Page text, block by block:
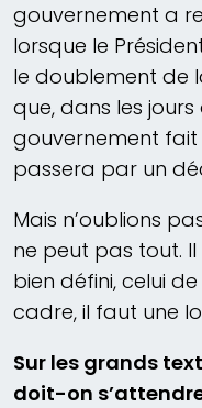
gouvernement a
lorsque le
le doublement de
que, dans les jours
gouvernement
passera par un
Mais n’oublions
ne peut pas tout.
bien défini, celui
cadre, il faut une
Sur les grands
doit-on